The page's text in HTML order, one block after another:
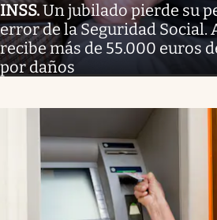
INSS.Un jubilado pierde su
error de la Seguridad Social.
recibe más de 55.000 euros
por daños